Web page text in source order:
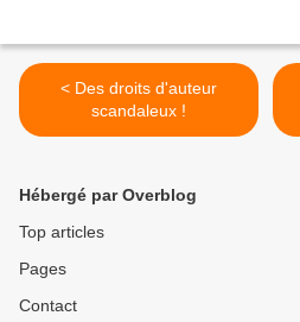
< Des droits d'auteur
scandaleux !
Hébergé par Overblog
Top articles
Pages
Contact